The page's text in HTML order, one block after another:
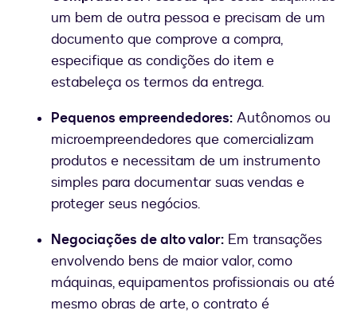
um bem de outra pessoa e precisam de um
documento que comprove a compra,
especifique as condições do item e
estabeleça os termos da entrega.
Pequenos empreendedores: Autônomos ou
microempreendedores que comercializam
produtos e necessitam de um instrumento
simples para documentar suas vendas e
proteger seus negócios.
Negociações de alto valor: Em transações
envolvendo bens de maior valor, como
máquinas, equipamentos profissionais ou até
mesmo obras de arte, o contrato é